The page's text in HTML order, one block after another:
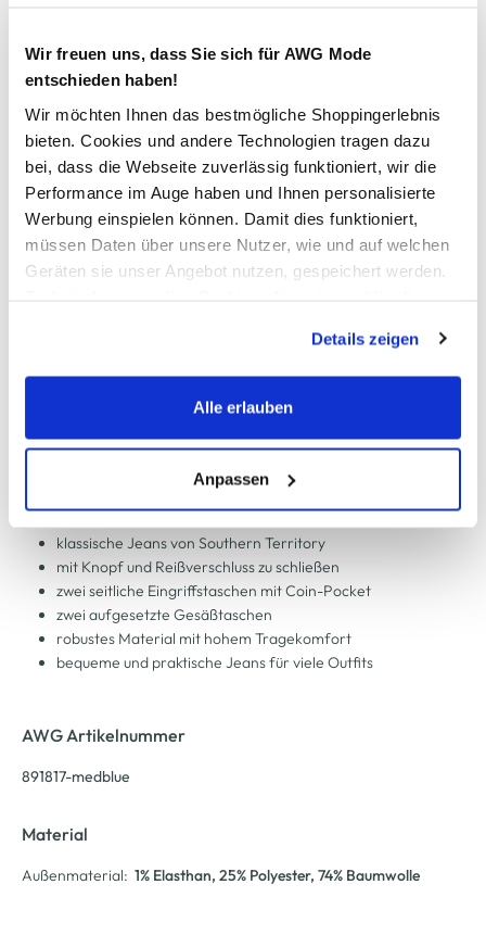
Wir freuen uns, dass Sie sich für AWG Mode
entschieden haben!
Wir möchten Ihnen das bestmögliche Shoppingerlebnis
bieten. Cookies und andere Technologien tragen dazu
bei, dass die Webseite zuverlässig funktioniert, wir die
Performance im Auge haben und Ihnen personalisierte
Werbung einspielen können. Damit dies funktioniert,
müssen Daten über unsere Nutzer, wie und auf welchen
Geräten sie unser Angebot nutzen, gespeichert werden.
werden, werden bei der Nutzung der Webseite auf jeden
Fall gesetzt. Cookies von Drittanbietern für Analyse- oder
Trackingzwecke werden nur dann aktiviert, wenn Sie das
erlauben" bzw. "Alle erlauben" klicken. Mehr dazu
(einschließlich der Möglichkeit, die Einwilligungserklärung
zu ändern oder zu widerrufen) erfahren Sie in unserem
Cookie-Hinweisbzw. derDatenschutzerklärung.
Details zeigen
Alle erlauben
Anpassen
In den Warenkorb
Schneller DHL Versand: in 1–3 Werktagen
Kostenfreie Rücksendung innerhalb 14 Tage
Herren Jeans Marc im 5-Pocket-Stil
klassische Jeans von Southern Territory
mit Knopf und Reißverschluss zu schließen
zwei seitliche Eingriffstaschen mit Coin-Pocket
zwei aufgesetzte Gesäßtaschen
robustes Material mit hohem Tragekomfort
bequeme und praktische Jeans für viele Outfits
AWG Artikelnummer
891817-medblue
Material
Außenmaterial: 1% Elasthan, 25% Polyester, 74% Baumwolle